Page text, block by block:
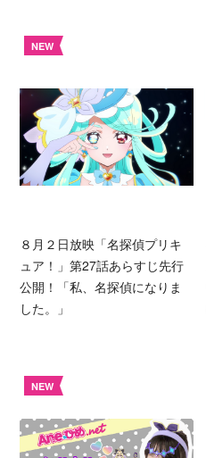
NEW
８月２日放映「名探偵プリキ
ュア！」第27話あらすじ先行
公開！「私、名探偵になりま
した。」
NEW